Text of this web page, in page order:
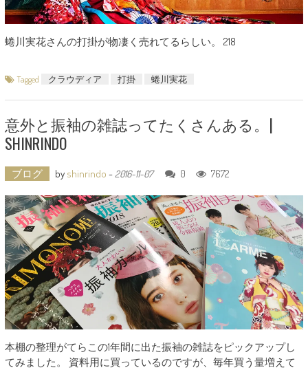
蜷川実花さんの打掛が物凄く売れてるらしい。 218
Tagged クラウディア 打掛 蜷川実花
意外と振袖の雑誌ってたくさんある。|
SHINRINDO
ブログ by shinrindo - 2016-11-07 0 7672
本棚の整理がてらこの1年間に出た振袖の雑誌をピックアップし
てみました。 資料用に買っているのですが、毎年買う量増えて